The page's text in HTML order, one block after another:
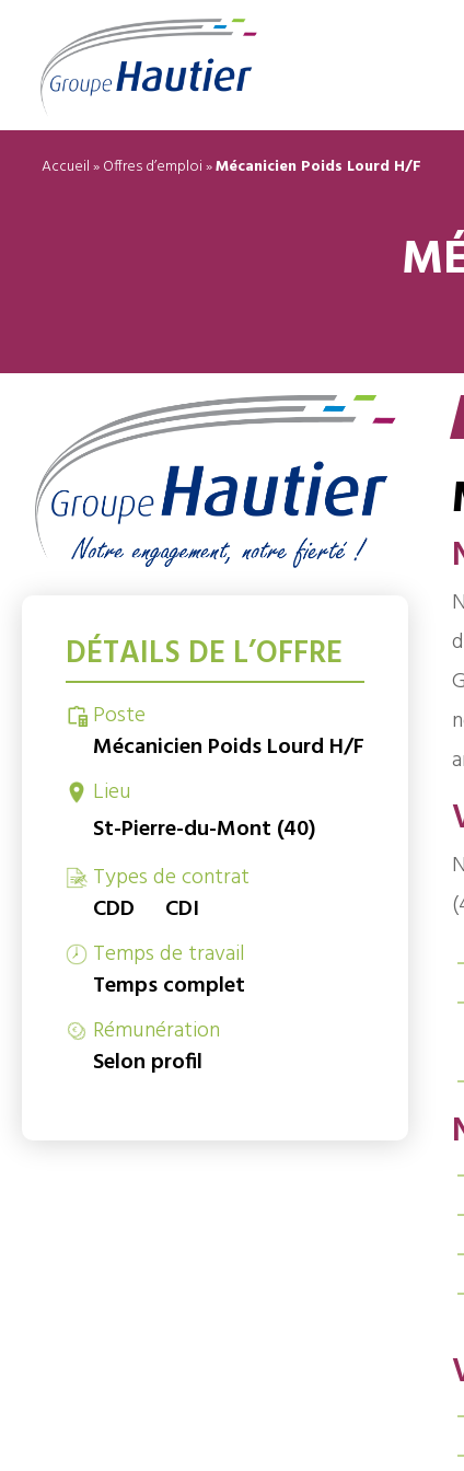
Accueil»Offres d’emploi»Mécanicien Poids Lourd H/F
DÉTAILS DE L’OFFRE
Poste
Mécanicien Poids Lourd H/F
Lieu
St-Pierre-du-Mont (40)
Types de contrat
CDD
CDI
Temps de travail
Temps complet
Rémunération
Selon profil